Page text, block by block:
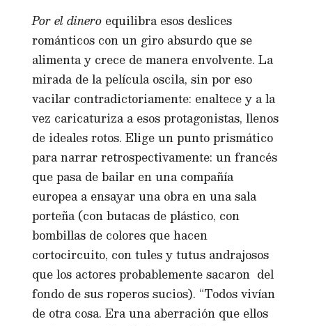
Por el dinero equilibra esos deslices
románticos con un giro absurdo que se
alimenta y crece de manera envolvente. La
mirada de la película oscila, sin por eso
vacilar contradictoriamente: enaltece y a la
vez caricaturiza a esos protagonistas, llenos
de ideales rotos. Elige un punto prismático
para narrar retrospectivamente: un francés
que pasa de bailar en una compañía
europea a ensayar una obra en una sala
porteña (con butacas de plástico, con
bombillas de colores que hacen
cortocircuito, con tules y tutus andrajosos
que los actores probablemente sacaron del
fondo de sus roperos sucios). “Todos vivían
de otra cosa. Era una aberración que ellos